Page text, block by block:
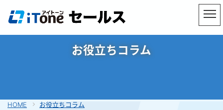
お役立ちコラム
HOME
お役立ちコラム